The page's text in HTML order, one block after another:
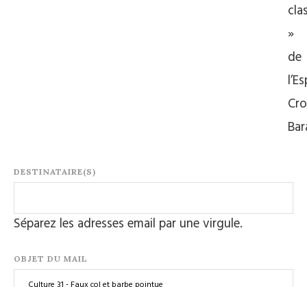
»
de
DESTINATAIRE(S)
Séparez les adresses email par une virgule.
OBJET DU MAIL